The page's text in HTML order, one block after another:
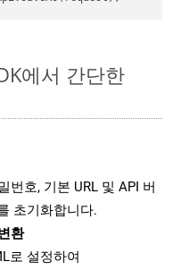
에서 간단한
번호, 기본 URL 및 API 버
초기화합니다.
환
로 설정하여